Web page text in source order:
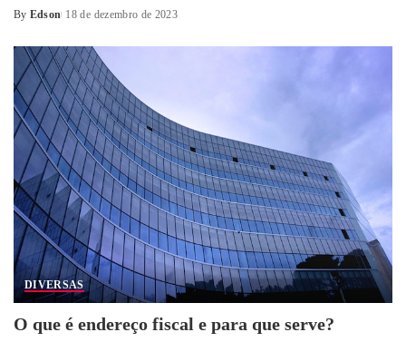
Posted
By Edson 18 de dezembro de 2023
DIVERSAS
O que é endereço fiscal e para que serve?